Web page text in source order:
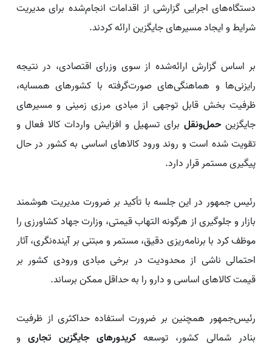
دستگاه‌های اجرایی گزارشی از اقدامات انجام‌شده برای مدیریت
شرایط و ایجاد مسیرهای جایگزین ارائه کردند.
بر اساس گزارش ارائه‌شده از سوی وزرای اقتصادی، در نتیجه
رایزنی‌ها و هماهنگی‌های صورت‌گرفته با کشورهای همسایه،
ظرفیت بخش قابل توجهی از مبادی مرزی زمینی و مسیرهای
جایگزینحمل‌ونقلبرای تسهیل و افزایش واردات کالا فعال و
تقویت شده است و روند ورود کالاهای اساسی به کشور در حال
پیگیری مستمر قرار دارد.
رئیس جمهور در این جلسه با تأکید بر ضرورت مدیریت هوشمند
بازار و جلوگیری از هرگونه التهاب قیمتی، وزارت جهاد کشاورزی را
موظف کرد با برنامه‌ریزی دقیق، مستمر و مبتنی بر آینده‌نگری، آثار
احتمالی ناشی از محدودیت در برخی مبادی ورودی کشور بر
قیمت کالاهای اساسی و دارو را به حداقل ممکن برساند.
رئیس‌جمهور همچنین بر ضرورت استفاده حداکثری از ظرفیت
بنادر شمالی کشور، توسعهکریدورهای جایگزین تجاریو